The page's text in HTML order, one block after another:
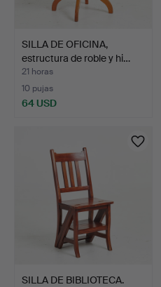
SILLA DE OFICINA,
estructura de roble y hi…
21 horas
10 pujas
64 USD
SILLA DE BIBLIOTECA.